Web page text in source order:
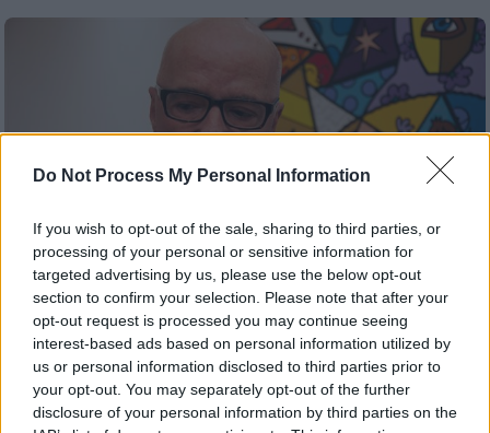
Do Not Process My Personal Information
If you wish to opt-out of the sale, sharing to third parties, or
processing of your personal or sensitive information for
targeted advertising by us, please use the below opt-out
section to confirm your selection. Please note that after your
opt-out request is processed you may continue seeing
interest-based ads based on personal information utilized by
us or personal information disclosed to third parties prior to
your opt-out. You may separately opt-out of the further
disclosure of your personal information by third parties on the
Σινεμά| 07.12.2018 15:21
«Ο Αλχημιστής» του Πάουλο Κοέλιο
γίνεται ταινία
Το βιβλίο γράφτηκε το 1988 μέσα σε
δεκαπέντε ημέρες